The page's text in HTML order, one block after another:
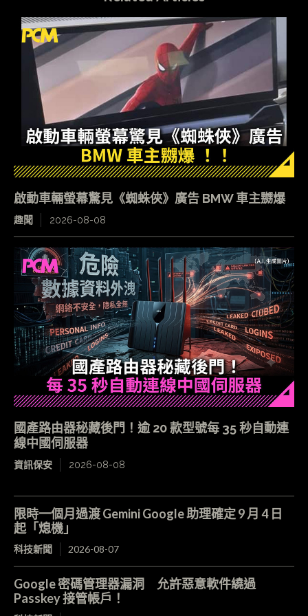
啟動車輛螢幕驚見《蜘蛛俠》廣告 BMW 車主嬲爆
趣聞 2026-08-08
國產路由器秘藏後門！逾 20 款型號每 35 秒自動連
線中國伺服器
資訊保安 2026-08-08
限時一個月過渡 Gemini Google 助理確定 9 月 4 日
起「熄機」
科技新聞 2026-08-07
Google 密碼管理器漏洞 允許惡意軟件繞過
Passkey 接管帳戶！